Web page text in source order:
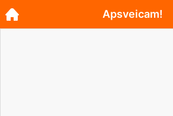
Apsveicam!